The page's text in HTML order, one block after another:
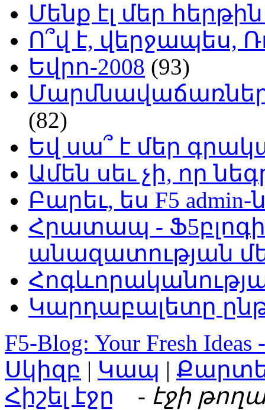
Մենք էլ մեր
Ո՞վ է, վերջապես,
Եվրո-2008 (93)
Մարմնավաճառներ
(82)
Եվ սա՞ է մեր
Ամեն սեւ չի, որ
Բարեւ, ես F5 admin-
Հրատապ -
անազատության
Կարդաբալետը
F5-Blog: Your Fresh Ideas
Սկիզբ | Կապ |
Հիշել էջը
- էջի